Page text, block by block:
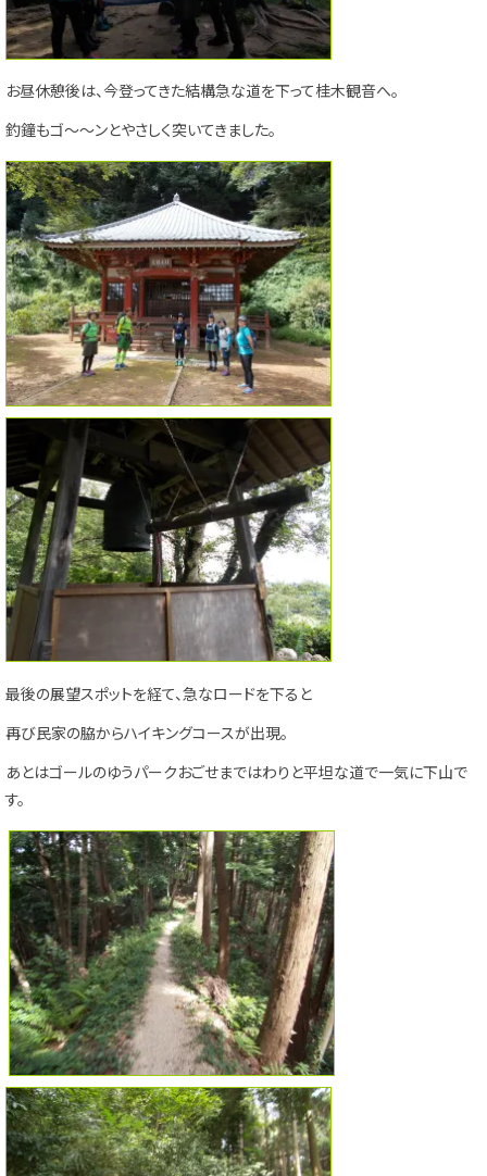
お昼休憩後は、今登ってきた結構急な道を下って桂木観音へ。
釣鐘もゴ～～ンとやさしく突いてきました。
最後の展望スポットを経て、急なロードを下ると
再び民家の脇からハイキングコースが出現。
あとはゴールのゆうパークおごせまではわりと平坦な道で一気に下山で
す。